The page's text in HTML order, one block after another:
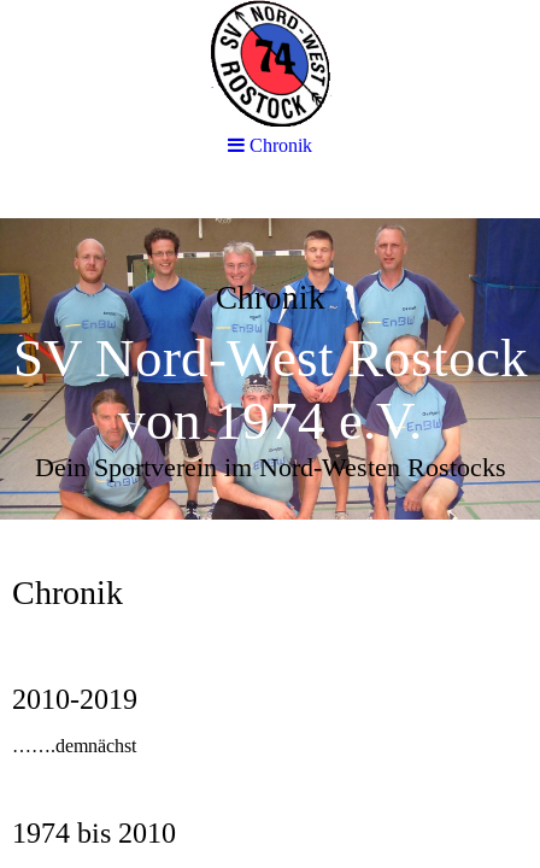
Chronik
SV Nord-West Rostock
von 1974 e.V.
Dein Sportverein im Nord-Westen Rostocks
Chronik
2010-2019
…….demnächst
1974 bis 2010
Chronik